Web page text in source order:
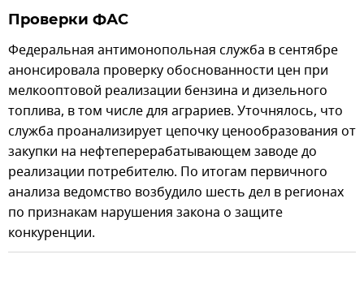
Проверки ФАС
Федеральная антимонопольная служба в сентябре
анонсировала проверку обоснованности цен при
мелкооптовой реализации бензина и дизельного
топлива, в том числе для аграриев. Уточнялось, что
служба проанализирует цепочку ценообразования от
закупки на нефтеперерабатывающем заводе до
реализации потребителю. По итогам первичного
анализа ведомство возбудило шесть дел в регионах
по признакам нарушения закона о защите
конкуренции.